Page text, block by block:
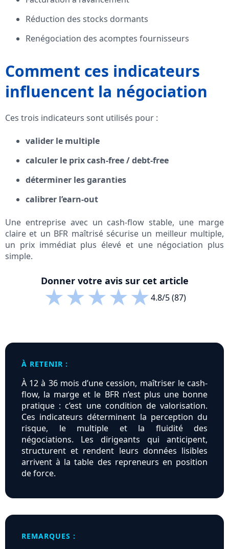
Réduction des stocks dormants
Renégociation des acomptes fournisseurs
Comment ces indicateurs
influencent la négociation
Ces trois indicateurs sont utilisés pour :
valider le multiple
calculer le prix cash-free / debt-free
déterminer les garanties
calibrer l’earn-out
Une entreprise avec un cash-flow stable, une marge
claire et un BFR maîtrisé sécurise un meilleur multiple,
un prix immédiat plus élevé et une négociation plus
simple.
Donner votre avis sur cet article
★★★★★4.8/5 (87)
À RETENIR :
À 12 à 36 mois d’une cession, maîtriser le cash-
flow, la marge et le BFR n’est plus une bonne
pratique : c’est une condition de valorisation.
Ces indicateurs déterminent la perception du
risque, le multiple et la fluidité des
négociations. Les dirigeants qui anticipent,
structurent et rendent leurs données lisibles
arrivent à la table des repreneurs en position
de force.
REMARQUES :